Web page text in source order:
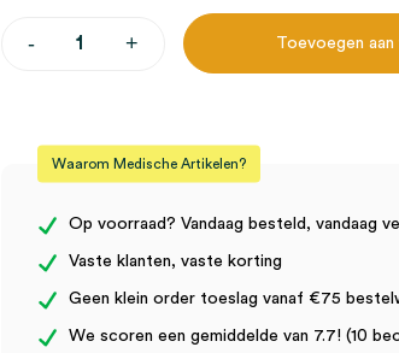
-
Dispenser,
24.7
cm,
laags,
(6)
+ Toevoegen aan
Waarom Medische Artikelen?
Op voorraad? Vandaag besteld, vandaag
Vaste klanten, vaste korting
Geen klein order toeslag vanaf €75
We scoren een gemiddelde van 7.7! (10